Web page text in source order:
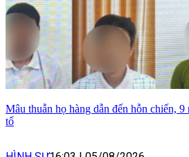
Mâu thuẫn họ hàng dẫn đến hỗn chiến,
tố